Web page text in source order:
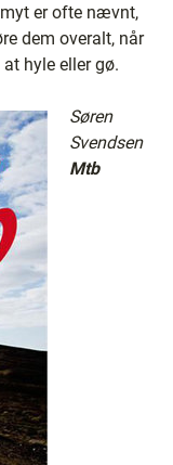
er ofte nævnt,
dem overalt, når
hyle eller gø.
Søren
Svendsen
Mtb